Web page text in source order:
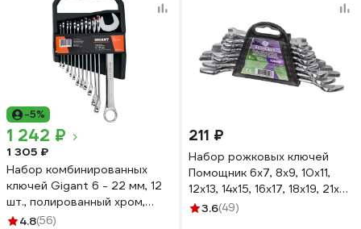
-5%
1 242 ₽
1 305 ₽
Набор комбинированных
ключей Gigant 6 - 22 мм, 12
шт., полированный хром,
Сталь Cr-V, 6-22мм,
4.8(56)
211 ₽
Набор рожковых ключей
Помощник 6x7, 8x9, 10x11,
12x13, 14x15, 16x17, 18x19, 21x22
мм, 8 предметов
3.6(49)